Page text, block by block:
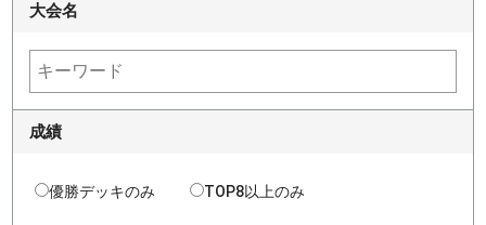
大会名
成績
優勝デッキのみ TOP8以上のみ